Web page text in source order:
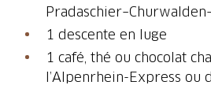
1 café, thé ou chocolat
l’Alpenrhein-Express ou